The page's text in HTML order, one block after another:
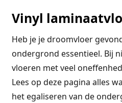
Vinyl
Heb je je droomvloer
ondergrond essentieel. Bij
vloeren met veel
Lees op deze pagina alles
het egaliseren van de